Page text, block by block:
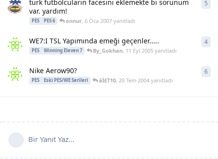
türk futbolcuların facesini eklemekte bi sorunum
var. yardım!
PES PES 6 onnur, 6 Oca 2007yanıtladı
5
WE7:I TSL Yapımında emeği geçenler.....
PES Winning Eleven 7 By_Gokhan, 11 Eyl 2005yanıtladı
4
Nike Aerow90?
PES Eski PES/WE Serileri âİ£T10, 20 Tem 2004yanıtladı
6
Bir Yanıt Yaz...